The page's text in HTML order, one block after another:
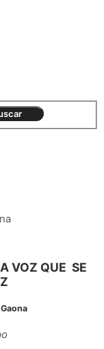
VOZ QUE SE